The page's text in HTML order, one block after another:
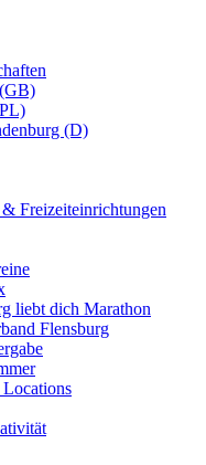
(D)
Freizeiteinrichtungen
liebt dich Marathon
Flensburg